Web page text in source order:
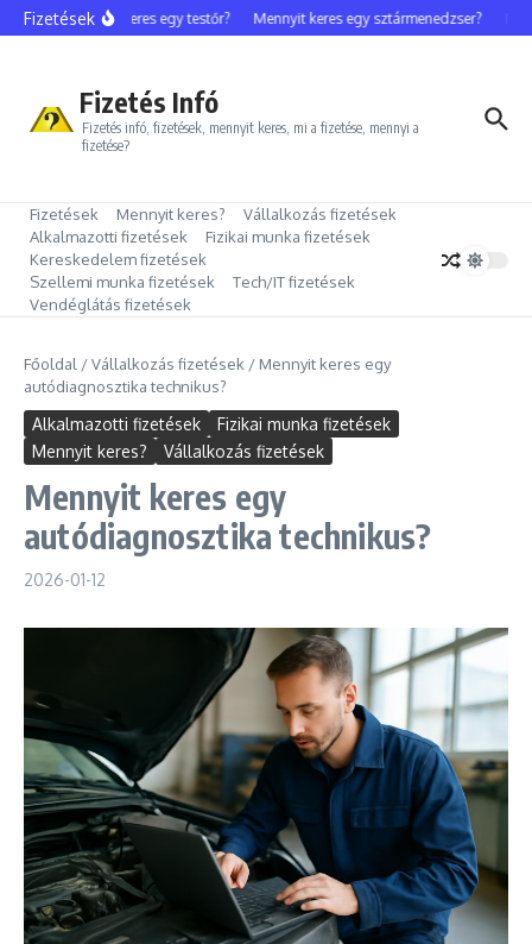
Ugrás a tartalomhoz
FizetésekMennyit keres egy testőr? Mennyit keres egy sztármenedzser?
Fizetés Infó
Fizetés infó, fizetések, mennyit keres, mi a fizetése, mennyi a
fizetése?
Fizetések Mennyit keres?
Vállalkozás fizetések
Alkalmazotti fizetések
Fizikai munka fizetések
Kereskedelem fizetések
Szellemi munka fizetések
Tech/IT fizetések
Vendéglátás fizetések
Főoldal /Vállalkozás fizetések / Mennyit keres egy
autódiagnosztika technikus?
Alkalmazotti fizetések
Fizikai munka fizetések
Mennyit keres?
Vállalkozás fizetések
Mennyit keres egy
autódiagnosztika technikus?
2026-01-12